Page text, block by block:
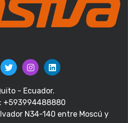
- Ecuador.
+593994488880
N34-140 entre Moscú y